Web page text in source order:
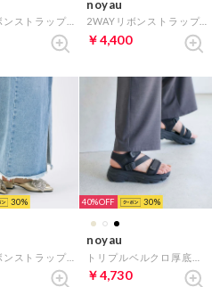
noyau
￥4,400
30 40% 30
noyau
￥4,730